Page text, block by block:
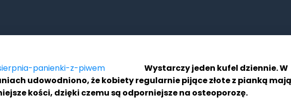
Wystarczy jeden kufel dziennie. W
udowodniono, że kobiety regularnie pijące złote z pianką mają
kości, dzięki czemu są odporniejsze na osteoporozę.